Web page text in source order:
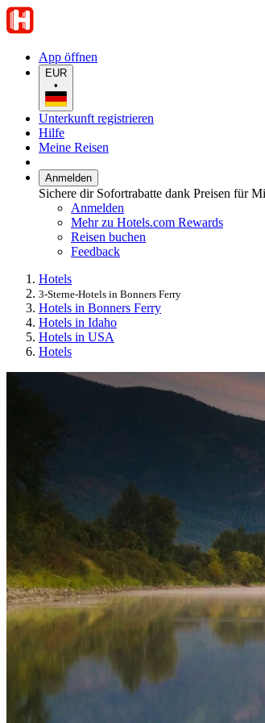
App öffnen
EUR
•
Unterkunft registrieren
Hilfe
Meine Reisen
Anmelden
Sichere dir Sofortrabatte dank Preisen für
Anmelden
Mehr zu Hotels.com Rewards
Reisen buchen
Feedback
Hotels
3-Sterne-Hotels in Bonners Ferry
Hotels in Bonners Ferry
Hotels in Idaho
Hotels in USA
Hotels